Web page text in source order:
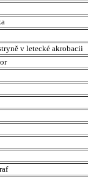
v letecké akrobacii